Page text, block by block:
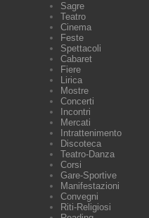
Sagre
Teatro
Cinema
Feste
Spettacoli
Cabaret
Fiere
Lirica
Mostre
Concerti
Incontri
Mercati
Intrattenimento
Discoteca
Teatro-Danza
Corsi
Gare-Sportive
Manifestazioni
Convegni
Riti-Religiosi